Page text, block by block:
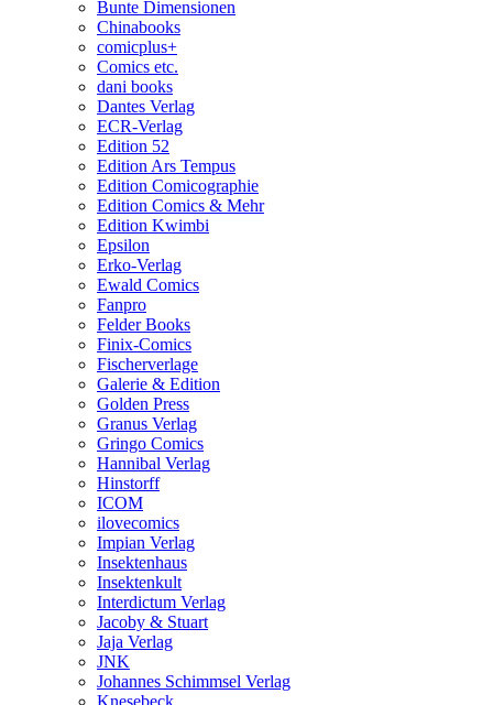
Bunte Dimensionen
Chinabooks
comicplus+
Comics etc.
dani books
Dantes Verlag
ECR-Verlag
Edition 52
Edition Ars Tempus
Edition Comicographie
Edition Comics & Mehr
Edition Kwimbi
Epsilon
Erko-Verlag
Ewald Comics
Fanpro
Felder Books
Finix-Comics
Fischerverlage
Galerie & Edition
Golden Press
Granus Verlag
Gringo Comics
Hannibal Verlag
Hinstorff
ICOM
ilovecomics
Impian Verlag
Insektenhaus
Insektenkult
Interdictum Verlag
Jacoby & Stuart
Jaja Verlag
JNK
Johannes Schimmsel Verlag
Knesebeck